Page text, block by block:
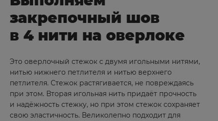
закрепочный шов
в 4 нити на оверлоке
Это оверлочный стежок с двумя игольными нитями,
нитью нижнего петлителя и нитью верхнего
петлителя. Стежок растягивается, не повреждаясь
при этом. Вторая игольная нить придаёт прочность
и надёжность стежку, но при этом стежок сохраняет
свою эластичность. Великолепно подходит для